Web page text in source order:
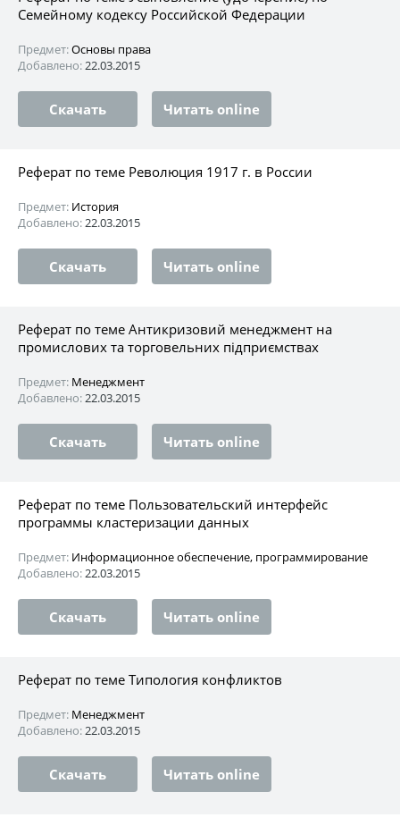
Семейному кодексу Российской Федерации
Предмет:Основы права
Добавлено:22.03.2015
Скачать Читать online
Реферат по теме Революция 1917 г. в России
Предмет: История
Добавлено:22.03.2015
Скачать Читать online
Реферат по теме Антикризовий менеджмент на
промислових та торговельних підприємствах
Предмет: Менеджмент
Добавлено:22.03.2015
Скачать Читать online
Реферат по теме Пользовательский интерфейс
программы кластеризации данных
Предмет: Информационное обеспечение, программирование
Добавлено:22.03.2015
Скачать Читать online
Реферат по теме Типология конфликтов
Предмет: Менеджмент
Добавлено:22.03.2015
Скачать Читать online